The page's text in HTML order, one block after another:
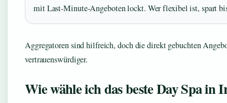
mit Last-Minute-Angeboten lockt. Wer flexibel ist, spart
Aggregatoren sind hilfreich, doch die direkt gebuchten
vertrauenswürdiger.
Wie wähle ich das beste Day Spa in